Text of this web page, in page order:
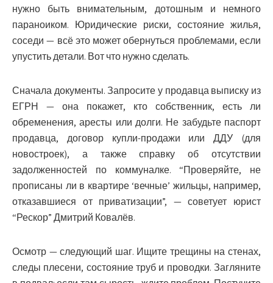
нужно быть внимательным, дотошным и немного
параноиком. Юридические риски, состояние жилья,
соседи — всё это может обернуться проблемами, если
упустить детали. Вот что нужно сделать.
Сначала документы. Запросите у продавца выписку из
ЕГРН — она покажет, кто собственник, есть ли
обременения, аресты или долги. Не забудьте паспорт
продавца, договор купли-продажи или ДДУ (для
новостроек), а также справку об отсутствии
задолженностей по коммуналке. “Проверяйте, не
прописаны ли в квартире ‘вечные’ жильцы, например,
отказавшиеся от приватизации”, — советует юрист
“Рескор” Дмитрий Ковалёв.
Осмотр — следующий шаг. Ищите трещины на стенах,
следы плесени, состояние труб и проводки. Загляните